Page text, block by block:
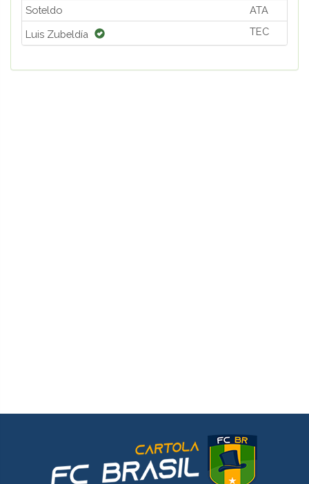
Soteldo
ATA
Luis Zubeldía TEC